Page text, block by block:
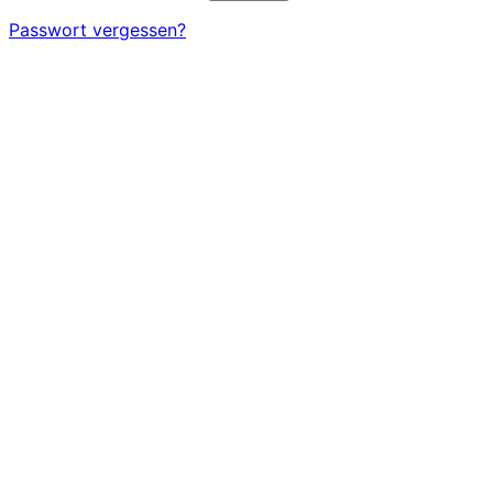
Passwort vergessen?